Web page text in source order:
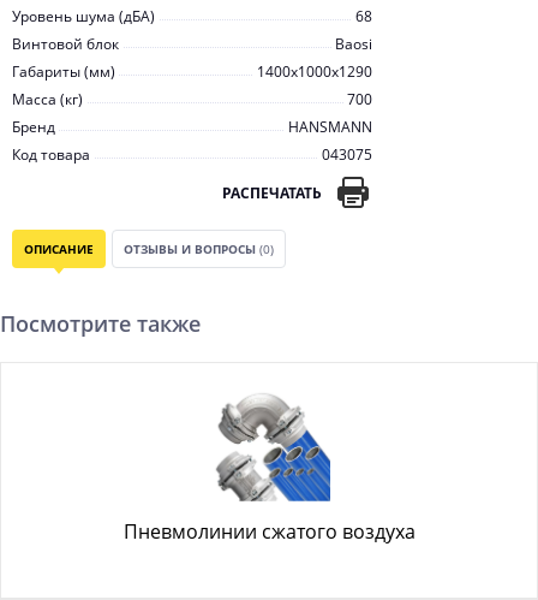
Уровень шума (дБА)
68
Винтовой блок
Baosi
Габариты (мм)
1400x1000x1290
Масса (кг)
700
Бренд
HANSMANN
Код товара
043075
РАСПЕЧАТАТЬ
ОПИСАНИЕ ОТЗЫВЫ И ВОПРОСЫ (0)
Посмотрите также
Пневмолинии сжатого воздуха